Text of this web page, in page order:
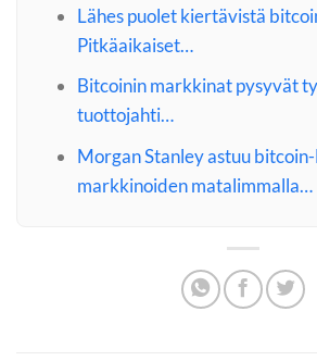
Lähes puolet kiertävistä
Pitkäaikaiset…
Bitcoinin markkinat pysyvät
tuottojahti…
Morgan Stanley astuu
markkinoiden matalimmalla…